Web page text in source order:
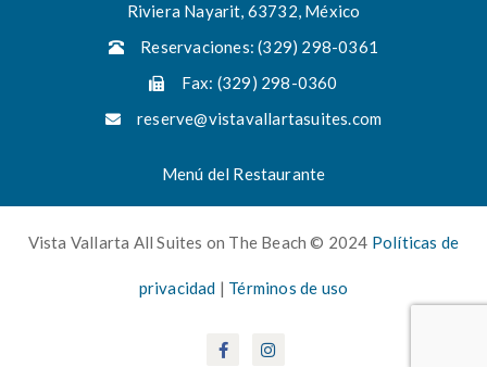
Riviera Nayarit, 63732, México
Reservaciones: (329) 298-0361
Fax: (329) 298-0360
reserve@vistavallartasuites.com
Menú del Restaurante
Vista Vallarta All Suites on The Beach © 2024 Políticas de
privacidad | Términos de uso